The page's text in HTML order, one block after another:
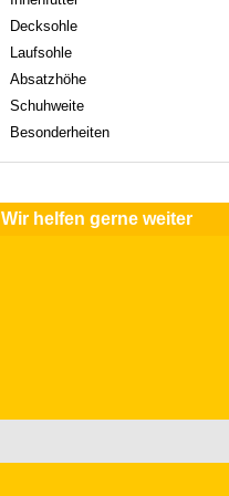
Decksohle
Laufsohle
Absatzhöhe
Schuhweite
Besonderheiten
Wir helfen gerne weiter